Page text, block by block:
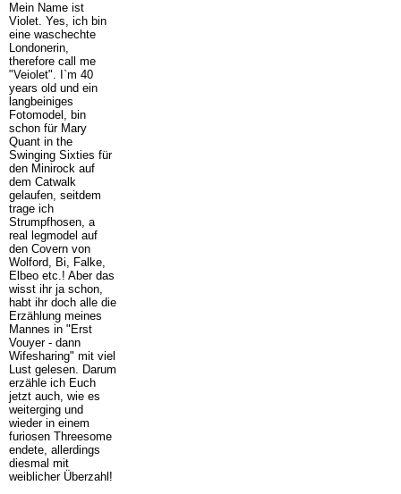
Mein Name ist
Violet. Yes, ich bin
eine waschechte
Londonerin,
therefore call me
"Veiolet". I`m 40
years old und ein
langbeiniges
Fotomodel, bin
schon für Mary
Quant in the
Swinging Sixties für
den Minirock auf
dem Catwalk
gelaufen, seitdem
trage ich
Strumpfhosen, a
real legmodel auf
den Covern von
Wolford, Bi, Falke,
Elbeo etc.! Aber das
wisst ihr ja schon,
habt ihr doch alle die
Erzählung meines
Mannes in "Erst
Vouyer - dann
Wifesharing" mit viel
Lust gelesen. Darum
erzähle ich Euch
jetzt auch, wie es
weiterging und
wieder in einem
furiosen Threesome
endete, allerdings
diesmal mit
weiblicher Überzahl!